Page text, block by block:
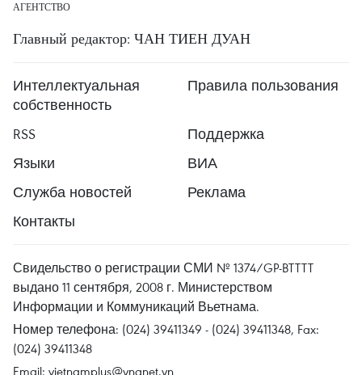
АГЕНТСТВО
Главный редактор: ЧАН ТИЕН ДУАН
Интеллектуальная
собственность
Правила пользования
RSS
Поддержка
Языки
ВИА
Служба новостей
Реклама
Контакты
Свидельство о регистрации СМИ № 1374/GP-BTTTT
выдано 11 сентября, 2008 г. Министерством
Информации и Коммуникаций Вьетнама.
Номер телефона: (024) 39411349 - (024) 39411348, Fax:
(024) 39411348
Email: vietnamplus@vnanet.vn